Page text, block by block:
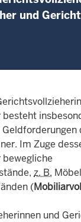
und
Im Zuge
z. B.
(
und